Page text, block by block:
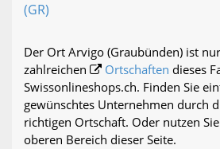
(GR)
Der Ort Arvigo (Graubünden) ist
zahlreichen
Ortschaften dieses
Swissonlineshops.ch. Finden Sie
gewünschtes Unternehmen durch
richtigen Ortschaft. Oder nutzen
oberen Bereich dieser Seite.